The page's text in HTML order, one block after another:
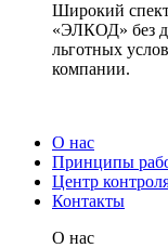
Широкий
«ЭЛКОД» без
льготных
компании.
О нас
Принципы
Центр
Контакты
О нас